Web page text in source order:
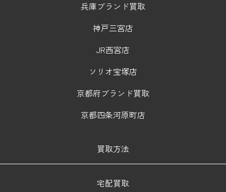
兵庫ブランド買取
神戸三宮店
JR西宮店
ソリオ宝塚店
京都府ブランド買取
京都四条河原町店
買取方法
宅配買取